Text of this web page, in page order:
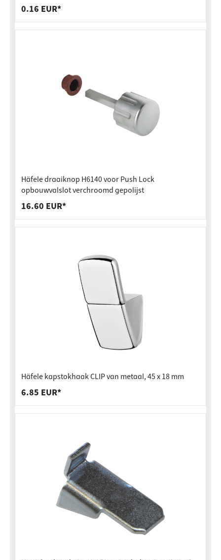
0.16 EUR*
Häfele draaiknop H6140 voor Push Lock
opbouwvalslot verchroomd gepolijst
16.60 EUR*
Häfele kapstokhaak CLIP van metaal, 45 x 18 mm
6.85 EUR*